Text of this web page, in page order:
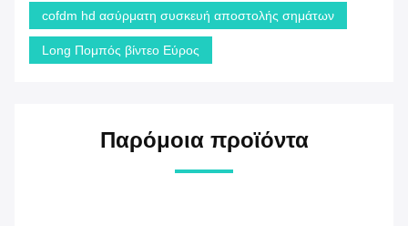
cofdm hd ασύρματη συσκευή αποστολής σημάτων
Long Πομπός βίντεο Εύρος
Παρόμοια προϊόντα